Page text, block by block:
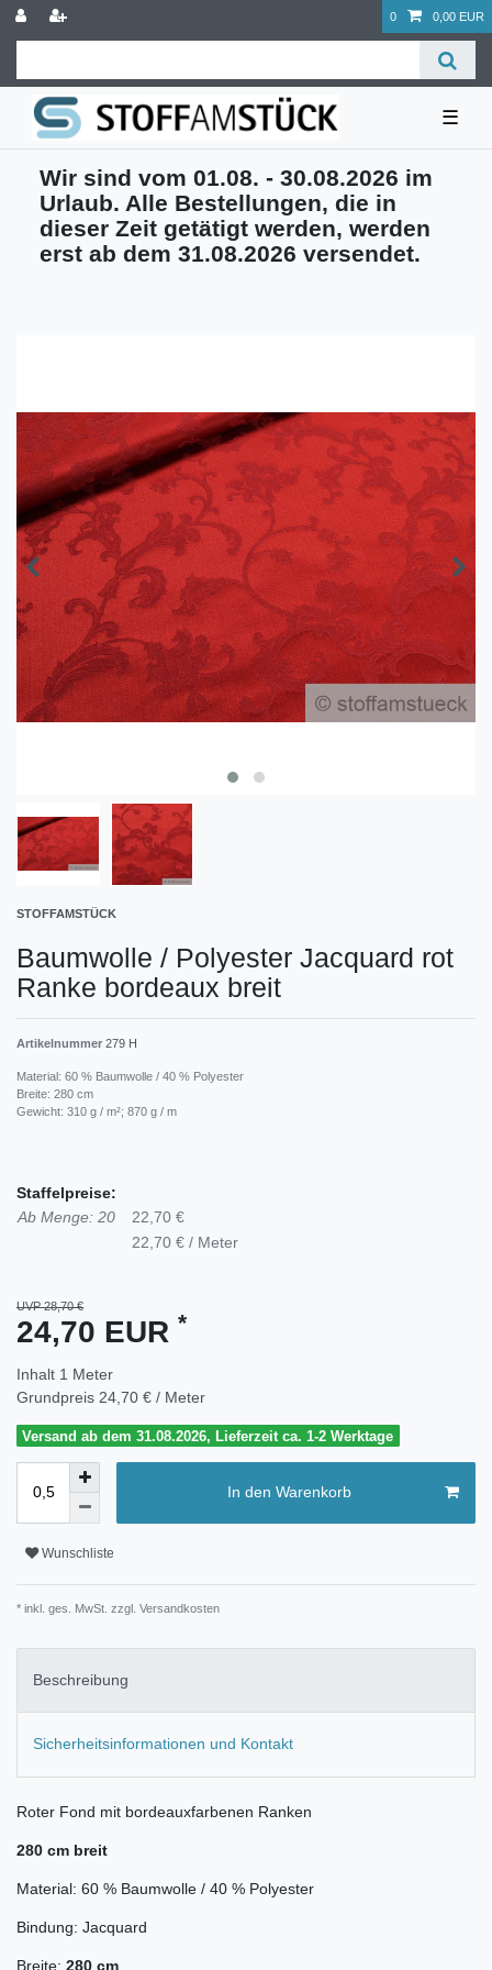
0 0,00 EUR
☰
Wir sind vom 01.08. - 30.08.2026 im
Urlaub. Alle Bestellungen, die in
dieser Zeit getätigt werden, werden
erst ab dem 31.08.2026 versendet.
STOFFAMSTÜCK
Baumwolle / Polyester Jacquard rot
Ranke bordeaux breit
Artikelnummer 279 H
Material: 60 % Baumwolle / 40 % Polyester
Breite: 280 cm
Gewicht: 310 g / m²; 870 g / m
Staffelpreise:
Ab Menge: 20
22,70 €
22,70 € / Meter
UVP 28,70 €
24,70 EUR *
Inhalt 1 Meter
Grundpreis 24,70 € / Meter
Versand ab dem 31.08.2026, Lieferzeit ca. 1-2 Werktage
In den Warenkorb
Wunschliste
* inkl. ges. MwSt. zzgl. Versandkosten
Beschreibung
Sicherheitsinformationen und Kontakt
Roter Fond mit bordeauxfarbenen Ranken
280 cm breit
Material: 60 % Baumwolle / 40 % Polyester
Bindung: Jacquard
Breite: 280 cm